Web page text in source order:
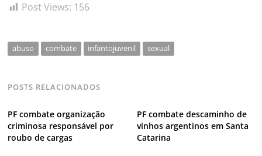
Post Views: 156
abuso combate infantojuvenil sexual
POSTS RELACIONADOS
PF combate organização
criminosa responsável por
roubo de cargas
PF combate descaminho de
vinhos argentinos em Santa
Catarina